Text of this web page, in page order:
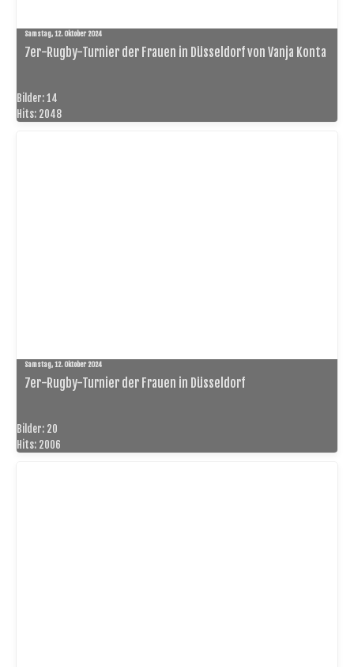
Samstag, 12. Oktober 2024
7er-Rugby-Turnier der Frauen in Düsseldorf von Vanja Konta
Bilder: 14
Hits: 2048
Samstag, 12. Oktober 2024
7er-Rugby-Turnier der Frauen in Düsseldorf
Bilder: 20
Hits: 2006